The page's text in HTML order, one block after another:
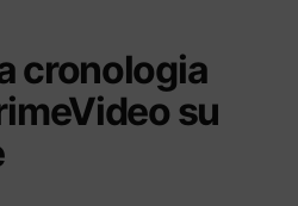
cronologia
su